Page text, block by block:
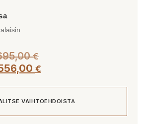
€Hintaluokka:
542,00 €
€
556,00 €
VAIHTOEHDOISTA